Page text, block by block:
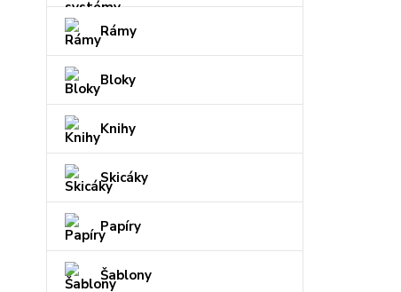
Rámy
Bloky
Knihy
Skicáky
Papíry
Šablony